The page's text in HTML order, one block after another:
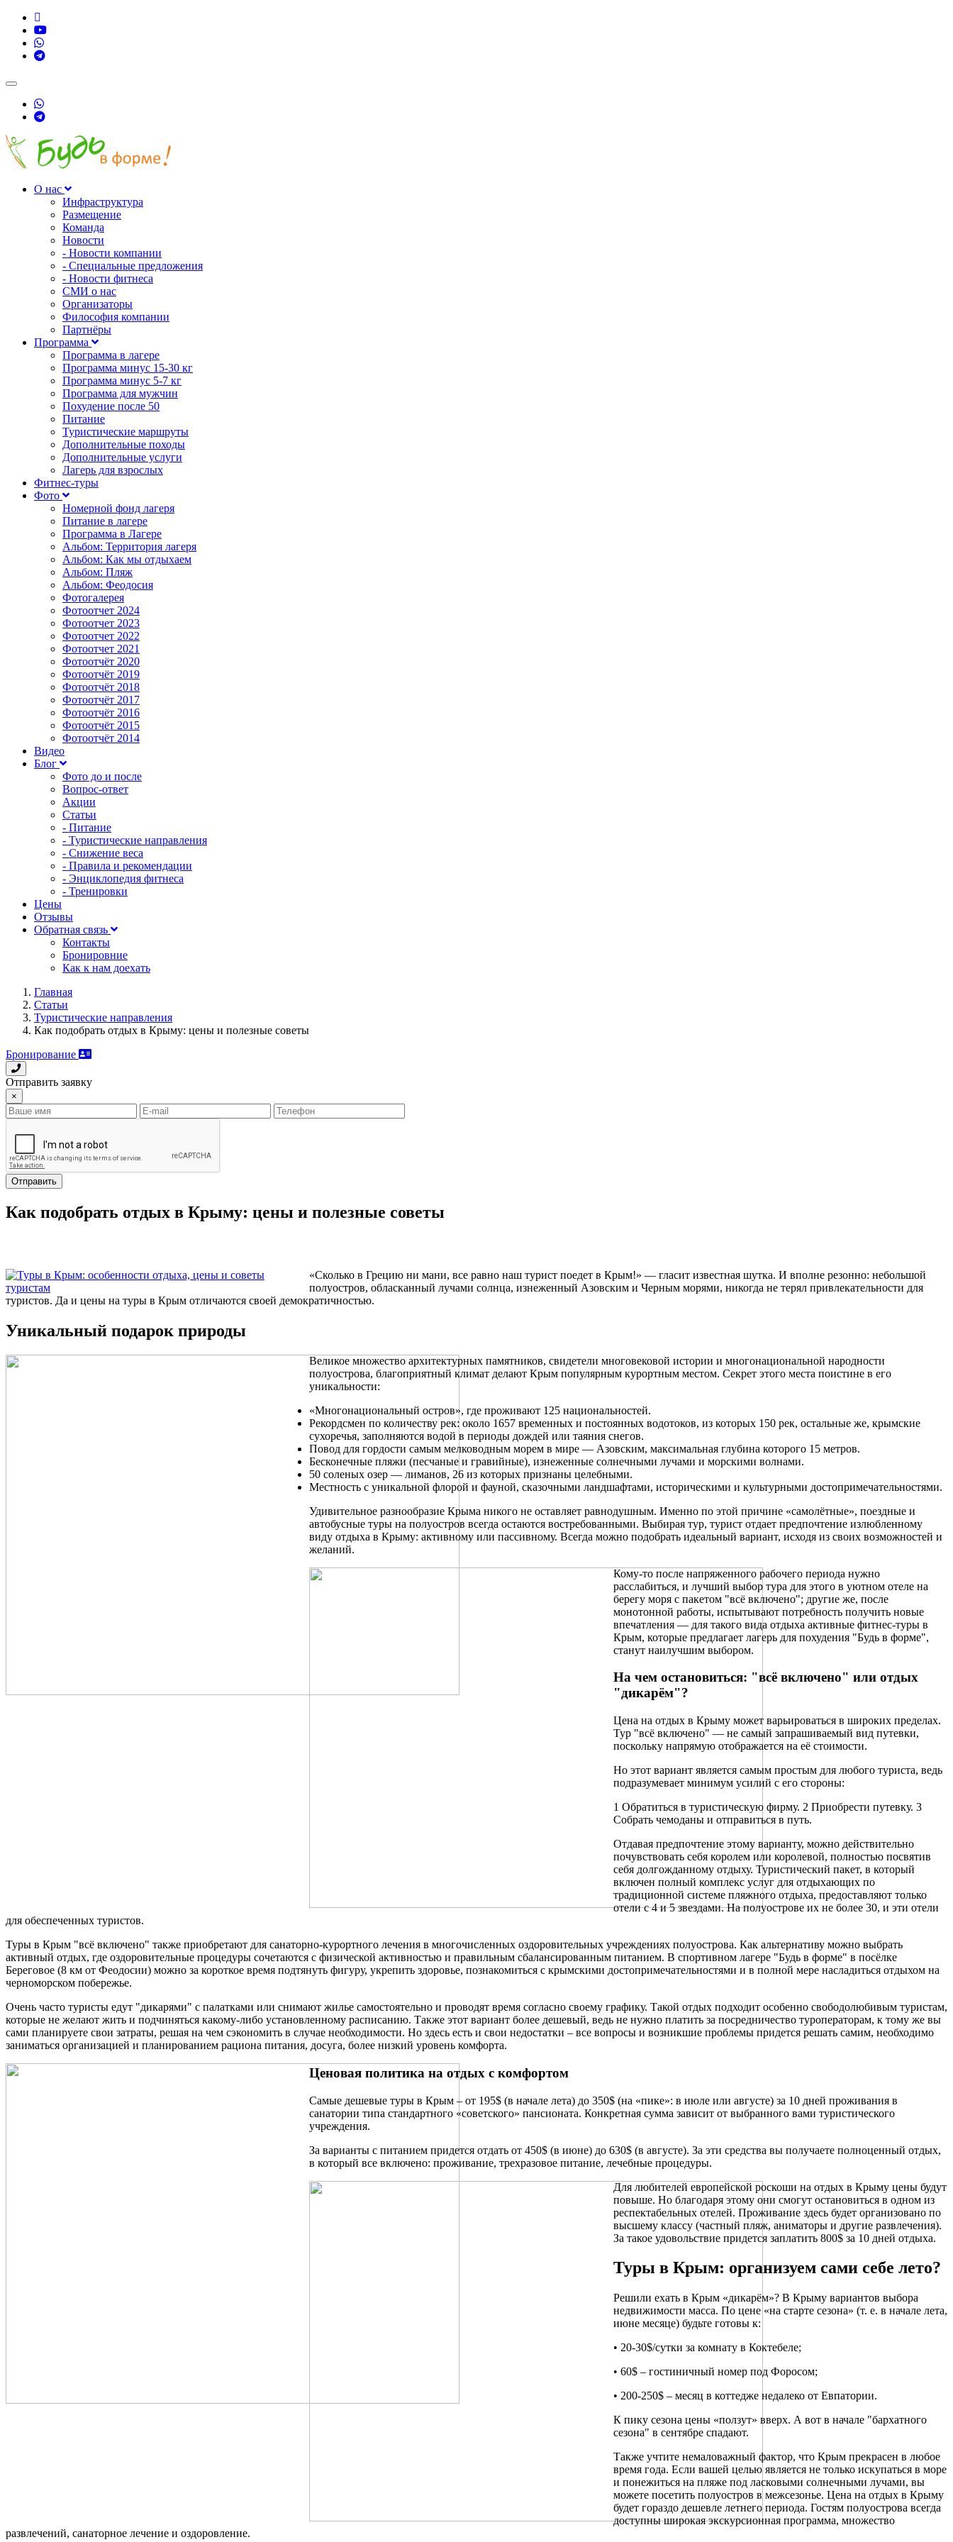
Toggle
navigation
О нас
Инфраструктура
Размещение
Команда
Новости
- Новости компании
- Специальные предложения
- Новости фитнеса
СМИ о нас
Организаторы
Философия компании
Партнёры
Программа
Программа в лагере
Программа минус 15-30 кг
Программа минус 5-7 кг
Программа для мужчин
Похудение после 50
Питание
Туристические маршруты
Дополнительные походы
Дополнительные услуги
Лагерь для взрослых
Фитнес-туры
Фото
Номерной фонд лагеря
Питание в лагере
Программа в Лагере
Альбом: Территория лагеря
Альбом: Как мы отдыхаем
Альбом: Пляж
Альбом: Феодосия
Фотогалерея
Фотоотчет 2024
Фотоотчет 2023
Фотоотчет 2022
Фотоотчет 2021
Фотоотчёт 2020
Фотоотчёт 2019
Фотоотчёт 2018
Фотоотчёт 2017
Фотоотчёт 2016
Фотоотчёт 2015
Фотоотчёт 2014
Видео
Блог
Фото до и после
Вопрос-ответ
Акции
Статьи
- Питание
- Туристические направления
- Снижение веса
- Правила и рекомендации
- Энциклопедия фитнеса
- Тренировки
Цены
Отзывы
Обратная связь
Контакты
Бронировние
Как к нам доехать
Главная
Статьи
Туристические направления
Как подобрать отдых в Крыму: цены и полезные советы
Бронирование
Отправить заявку
×
Отправить
Как подобрать отдых в Крыму: цены и полезные советы
«Сколько в Грецию ни мани, все равно наш турист поедет в Крым!» — гласит известная шутка. И вполне резонно: небольшой
полуостров, обласканный лучами солнца, изнеженный Азовским и Черным морями, никогда не терял привлекательности для
туристов. Да и цены на туры в Крым отличаются своей демократичностью.
Уникальный подарок природы
Великое множество архитектурных памятников, свидетели многовековой истории и многонациональной народности
полуострова, благоприятный климат делают Крым популярным курортным местом. Секрет этого места поистине в его
уникальности:
«Многонациональный остров», где проживают 125 национальностей.
Рекордсмен по количеству рек: около 1657 временных и постоянных водотоков, из которых 150 рек, остальные же, крымские
сухоречья, заполняются водой в периоды дождей или таяния снегов.
Повод для гордости самым мелководным морем в мире — Азовским, максимальная глубина которого 15 метров.
Бесконечные пляжи (песчаные и гравийные), изнеженные солнечными лучами и морскими волнами.
50 соленых озер — лиманов, 26 из которых признаны целебными.
Местность с уникальной флорой и фауной, сказочными ландшафтами, историческими и культурными достопримечательностями.
Удивительное разнообразие Крыма никого не оставляет равнодушным. Именно по этой причине «самолётные», поездные и
автобусные туры на полуостров всегда остаются востребованными. Выбирая тур, турист отдает предпочтение излюбленному
виду отдыха в Крыму: активному или пассивному. Всегда можно подобрать идеальный вариант, исходя из своих возможностей и
желаний.
Кому-то после напряженного рабочего периода нужно
расслабиться, и лучший выбор тура для этого в уютном отеле на
берегу моря с пакетом "всё включено"; другие же, после
монотонной работы, испытывают потребность получить новые
впечатления — для такого вида отдыха активные фитнес-туры в
Крым, которые предлагает лагерь для похудения "Будь в форме",
станут наилучшим выбором.
На чем остановиться: "всё включено" или отдых
"дикарём"?
Цена на отдых в Крыму может варьироваться в широких пределах.
Тур "всё включено" — не самый запрашиваемый вид путевки,
поскольку напрямую отображается на её стоимости.
Но этот вариант является самым простым для любого туриста, ведь
подразумевает минимум усилий с его стороны:
1 Обратиться в туристическую фирму. 2 Приобрести путевку. 3
Собрать чемоданы и отправиться в путь.
Отдавая предпочтение этому варианту, можно действительно
почувствовать себя королем или королевой, полностью посвятив
себя долгожданному отдыху. Туристический пакет, в который
включен полный комплекс услуг для отдыхающих по
традиционной системе пляжного отдыха, предоставляют только
отели с 4 и 5 звездами. На полуострове их не более 30, и эти отели
для обеспеченных туристов.
Туры в Крым "всё включено" также приобретают для санаторно-курортного лечения в многочисленных оздоровительных учреждениях полуострова. Как альтернативу можно выбрать
активный отдых, где оздоровительные процедуры сочетаются с физической активностью и правильным сбалансированным питанием. В спортивном лагере "Будь в форме" в посёлке
Береговое (8 км от Феодосии) можно за короткое время подтянуть фигуру, укрепить здоровье, познакомиться с крымскими достопримечательностями и в полной мере насладиться отдыхом на
черноморском побережье.
Очень часто туристы едут "дикарями" с палатками или снимают жилье самостоятельно и проводят время согласно своему графику. Такой отдых подходит особенно свободолюбивым туристам,
которые не желают жить и подчиняться какому-либо установленному расписанию. Также этот вариант более дешевый, ведь не нужно платить за посредничество туроператорам, к тому же вы
сами планируете свои затраты, решая на чем сэкономить в случае необходимости. Но здесь есть и свои недостатки – все вопросы и возникшие проблемы придется решать самим, необходимо
заниматься организацией и планированием рациона питания, досуга, более низкий уровень комфорта.
Ценовая политика на отдых с комфортом
Самые дешевые туры в Крым – от 195$ (в начале лета) до 350$ (на «пике»: в июле или августе) за 10 дней проживания в
санатории типа стандартного «советского» пансионата. Конкретная сумма зависит от выбранного вами туристического
учреждения.
За варианты с питанием придется отдать от 450$ (в июне) до 630$ (в августе). За эти средства вы получаете полноценный отдых,
в который все включено: проживание, трехразовое питание, лечебные процедуры.
Для любителей европейской роскоши на отдых в Крыму цены будут
повыше. Но благодаря этому они смогут остановиться в одном из
респектабельных отелей. Проживание здесь будет организовано по
высшему классу (частный пляж, аниматоры и другие развлечения).
За такое удовольствие придется заплатить 800$ за 10 дней отдыха.
Туры в Крым: организуем сами себе лето?
Решили ехать в Крым «дикарём»? В Крыму вариантов выбора
недвижимости масса. По цене «на старте сезона» (т. е. в начале лета,
июне месяце) будьте готовы к:
• 20-30$/сутки за комнату в Коктебеле;
• 60$ – гостиничный номер под Форосом;
• 200-250$ – месяц в коттедже недалеко от Евпатории.
К пику сезона цены «ползут» вверх. А вот в начале "бархатного
сезона" в сентябре спадают.
Также учтите немаловажный фактор, что Крым прекрасен в любое
время года. Если вашей целью является не только искупаться в море
и понежиться на пляже под ласковыми солнечными лучами, вы
можете посетить полуостров в межсезонье. Цена на отдых в Крыму
будет гораздо дешевле летнего периода. Гостям полуострова всегда
доступны широкая экскурсионная программа, множество
развлечений, санаторное лечение и оздоровление.